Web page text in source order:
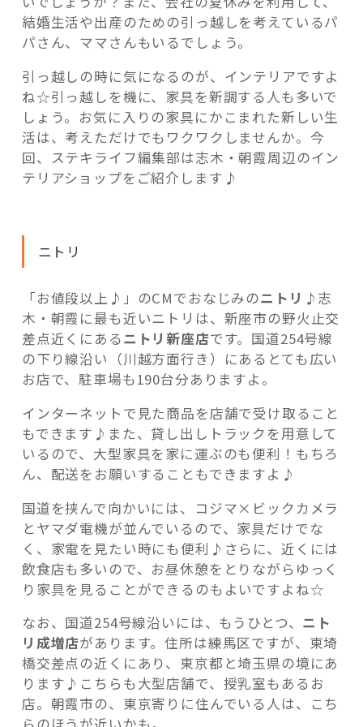
と
め”
の
結婚生活や出産のための引っ越しを考えているパ
パさん、ママさんもいるでしょう。
引っ越しの時に気になるのが、インテリアですよ
ね☆引っ越しを機に、家具を新調する人も多いで
しょう。お気に入りの家具にかこまれた新しい生
活は、考えただけでもワクワクしませんか。今
回、ステキライフ編集部は志木・朝霞周辺のイン
テリアショップをご紹介します♪
ニトリ
「お値段以上♪」のCMでおなじみのニトリ ♪志
木・朝霞に最も近いニトリは、新座市の野火止交
差点近くにあるニトリ新座店です。国道254号線
の下り線沿い（川越方面行き）にあるとても広い
お店で、駐車場も190台分ありますよ。
インターネットで見た商品を店舗で受け取ること
もできます♪また、貸し出しトラックを用意して
いるので、大型家具を家に運ぶのも便利！もちろ
ん、配送をお願いすることもできますよ♪
国道を挟んで向かいには、コジマ×ビックカメラ
とヤマダ電機が並んでいるので、家具だけでな
く、家電を見たい時にも便利♪さらに、近くには
飲食店も多いので、お昼休憩をとりながらゆっく
り家具を見ることができるのもよいですよね☆
なお、国道254号線沿いには、もうひとつ、 ニト
リ成増店があります。住所は練馬区ですが、東埼
橋交差点の近くにあり、東京都と埼玉県の境にあ
ります♪こちらも大型店舗で、授乳室もあるお
店。朝霞市の、東京寄りに住んでいる人は、こち